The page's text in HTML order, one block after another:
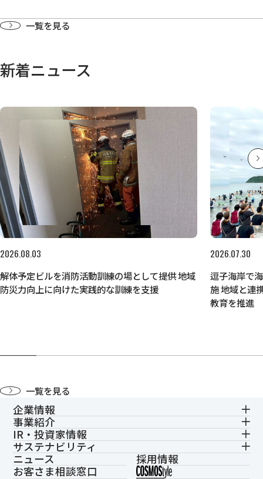
一覧を見る
新着ニュース
2026.08.03
解体予定ビルを消防活動訓練の場として提供 地域
防災力向上に向けた実践的な訓練を支援
2026.07.30
逗子海岸で
施 地域と連
教育を推進
一覧を見る
企業情報
事業紹介
IR・投資家情報
サステナビリティ
ニュース
採用情報
お客さま相談窓口